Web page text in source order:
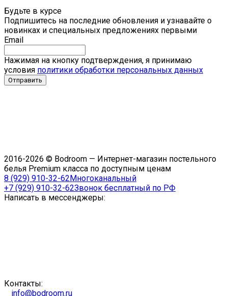
Будьте в курсе
Подпишитесь на последние обновления и узнавайте о
новинках и специальных предложениях первыми
Email
Нажимая на кнопку подтверждения, я принимаю
условия политики обработки персональных данных
2016-2026 © Bodroom — Интернет-магазин постельного
белья Premium класса по доступным ценам
8 (929) 910-32-62 Многоканальный
+7 (929) 910-32-62Звонок бесплатный по РФ
Написать в мессенджеры:
Контакты:
info@bodroom.ru